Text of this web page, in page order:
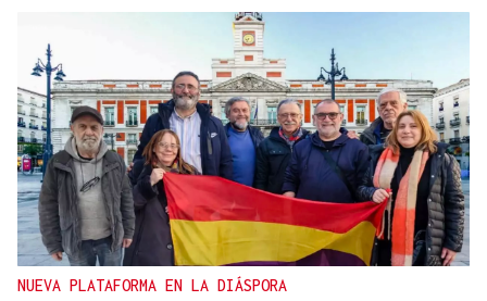
NUEVA PLATAFORMA EN LA DIÁSPORA